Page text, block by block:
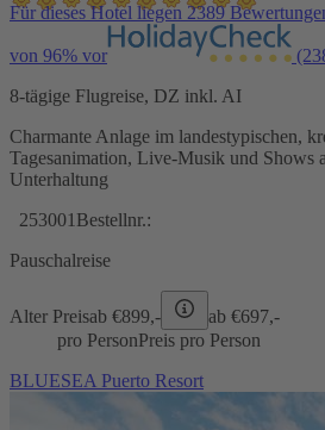
Für dieses Hotel liegen 2389
von 96% vor
8-tägige Flugreise, DZ inkl. AI
Charmante Anlage im landestypischen,
Tagesanimation, Live-Musik und Shows
Unterhaltung
253001 Bestellnr.:
Pauschalreise
Alter Preisab €899,- ab €697,-
pro PersonPreis pro Person
BLUESEA Puerto Resort